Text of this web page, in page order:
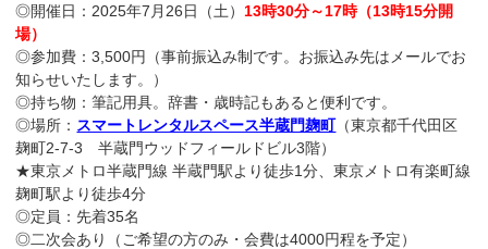
◎開催日：2025年7月26日（土） 13時30分～17時（13時15分開
場）
◎参加費：3,500円（事前振込み制です。お振込み先はメールでお
知らせいたします。）
◎持ち物：筆記用具。辞書・歳時記もあると便利です。
◎場所： スマートレンタルスペース半蔵門麹町（東京都千代田区
麹町2-7-3 半蔵門ウッドフィールドビル3階）
★東京メトロ半蔵門線 半蔵門駅より徒歩1分、東京メトロ有楽町線
麹町駅より徒歩4分
◎定員：先着35名
◎二次会あり（ご希望の方のみ・会費は4000円程を予定）